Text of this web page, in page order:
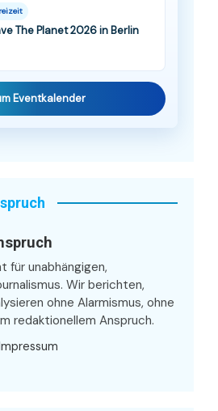
The Planet 2026 in Berlin
Eventkalender
für unabhängigen,
Wir berichten,
ohne Alarmismus, ohne
redaktionellem Anspruch.